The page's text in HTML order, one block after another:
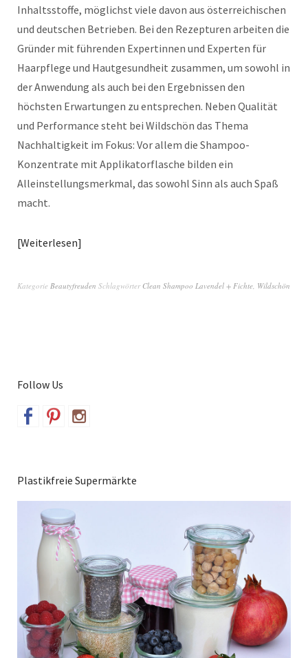
Inhaltsstoffe, möglichst viele davon aus österreichischen
und deutschen Betrieben. Bei den Rezepturen arbeiten die
Gründer mit führenden Expertinnen und Experten für
Haarpflege und Hautgesundheit zusammen, um sowohl in
der Anwendung als auch bei den Ergebnissen den
höchsten Erwartungen zu entsprechen. Neben Qualität
und Performance steht bei Wildschön das Thema
Nachhaltigkeit im Fokus: Vor allem die Shampoo-
Konzentrate mit Applikatorflasche bilden ein
Alleinstellungsmerkmal, das sowohl Sinn als auch Spaß
macht.
Weiterlesen
Kategorie Beautyfreuden Schlagwörter Clean Shampoo Lavendel + Fichte, Wildschön
Follow Us
Plastikfreie Supermärkte